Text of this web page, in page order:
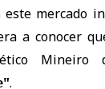
mercado
a conocer
Mineiro
.